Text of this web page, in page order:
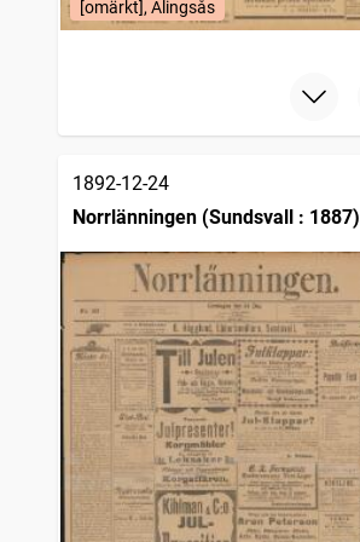
[omärkt], Alingsås
1892-12-24
Norrlänningen (Sundsvall : 1887)